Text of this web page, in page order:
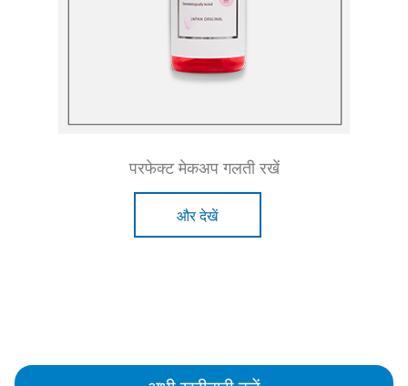
परफेक्ट मेकअप गलती रखें
और देखें